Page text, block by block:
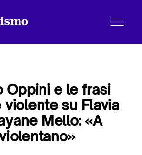
Oppini e le frasi
su Flavia
Mello: «A